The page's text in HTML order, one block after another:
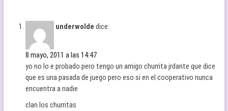
underwolde dice:
8 mayo, 2011 a las 14:47
yo no lo e probado pero tengo un amigo churrita jrdante que dice
que es una pasada de juego pero eso si en el cooperativo nunca
encuentra a nadie
clan los churritas